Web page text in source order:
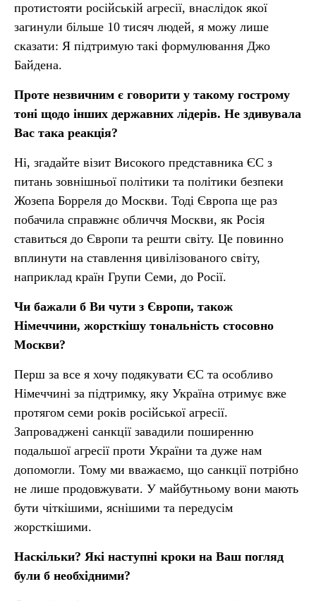
протистояти російській агресії, внаслідок якої
загинули більше 10 тисяч людей, я можу лише
сказати: Я підтримую такі формулювання Джо
Байдена.
Проте незвичним є говорити у такому гострому
тоні щодо інших державних лідерів. Не здивувала
Вас така реакція?
Ні, згадайте візит Високого представника ЄС з
питань зовнішньої політики та політики безпеки
Жозепа Борреля до Москви. Тоді Європа ще раз
побачила справжнє обличчя Москви, як Росія
ставиться до Європи та решти світу. Це повинно
вплинути на ставлення цивілізованого світу,
наприклад країн Групи Семи, до Росії.
Чи бажали б Ви чути з Європи, також
Німеччини, жорсткішу тональність стосовно
Москви?
Перш за все я хочу подякувати ЄС та особливо
Німеччині за підтримку, яку Україна отримує вже
протягом семи років російської агресії.
Запроваджені санкції завадили поширенню
подальшої агресії проти України та дуже нам
допомогли. Тому ми вважаємо, що санкції потрібно
не лише продовжувати. У майбутньому вони мають
бути чіткішими, яснішими та передусім
жорсткішими.
Наскільки? Які наступні кроки на Ваш погляд
були б необхідними?